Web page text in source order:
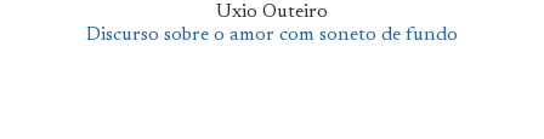
Uxio Outeiro
Discurso sobre o amor com soneto de fundo